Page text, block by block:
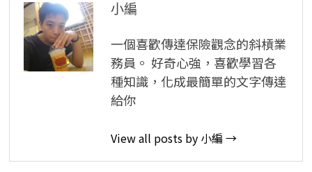
小編
一個喜歡傳達保險觀念的斜槓業
務員。 好奇心強，喜歡學習各
種知識，化成最簡單的文字傳達
給你
View all posts by 小編 →